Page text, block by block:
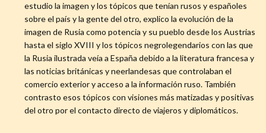
estudio la imagen y los tópicos que tenían rusos y españoles
sobre el país y la gente del otro, explico la evolución de la
imagen de Rusia como potencia y su pueblo desde los Austrias
hasta el siglo XVIII y los tópicos negrolegendarios con las que
la Rusia ilustrada veía a España debido a la literatura francesa y
las noticias británicas y neerlandesas que controlaban el
comercio exterior y acceso a la información ruso. También
contrasto esos tópicos con visiones más matizadas y positivas
del otro por el contacto directo de viajeros y diplomáticos.